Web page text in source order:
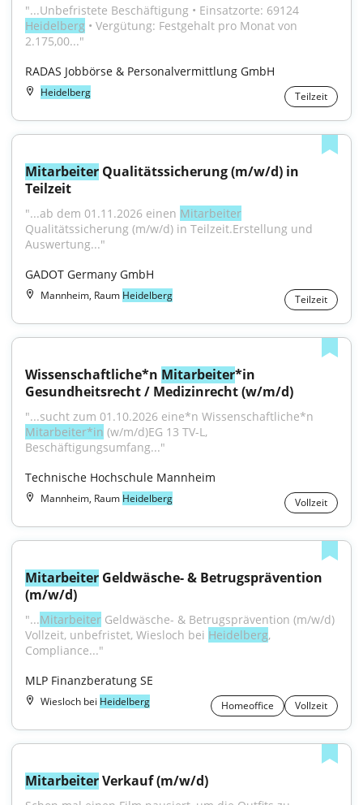
Heidelberg • Vergütung: Festgehalt pro Monat von
2.175,00..."
RADAS Jobbörse & Personalvermittlung GmbH
Heidelberg Teilzeit
Mitarbeiter Qualitätssicherung (m/w/d) in
Teilzeit
"...ab dem 01.11.2026 einen Mitarbeiter
Qualitätssicherung (m/w/d) in Teilzeit.Erstellung und
Auswertung..."
GADOT Germany GmbH
Mannheim, Raum Heidelberg Teilzeit
Wissenschaftliche*n Mitarbeiter*in
Gesundheitsrecht / Medizinrecht (w/m/d)
Mitarbeiter*in (w/m/d)EG 13 TV-L,
Beschäftigungsumfang..."
Technische Hochschule Mannheim
Mannheim, Raum Heidelberg Vollzeit
Mitarbeiter Geldwäsche- & Betrugsprävention
(m/w/d)
"...Mitarbeiter Geldwäsche- & Betrugsprävention (m/w/d)
Vollzeit, unbefristet, Wiesloch bei Heidelberg,
Compliance..."
MLP Finanzberatung SE
Wiesloch bei Heidelberg Homeoffice Vollzeit
Mitarbeiter Verkauf (m/w/d)